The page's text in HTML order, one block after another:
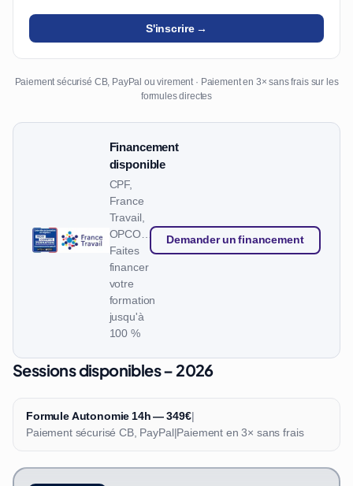
S'inscrire →
Paiement sécurisé CB, PayPal ou virement · Paiement en 3× sans frais sur les
formules directes
Financement
disponible
CPF,
France
Travail,
OPCO…
Faites
financer
votre
formation
jusqu'à
100 %
Demander un financement
Sessions disponibles – 2026
Formule Autonomie 14h — 349€|
Paiement sécurisé CB, PayPal|Paiement en 3× sans frais